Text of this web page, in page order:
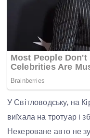
У Світловодську, на
виїхала на тротуар і
Некероване авто не